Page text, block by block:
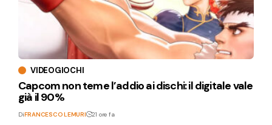
VIDEOGIOCHI
Capcom non teme l’addio ai dischi: il digitale vale
già il 90%
DiFRANCESCO LEMURI 21 ore fa